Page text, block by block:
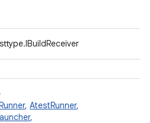
, AtestRunner,
,